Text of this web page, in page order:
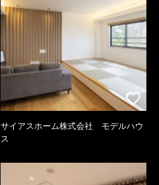
サイアスホーム株式会社 モデルハウ
ス